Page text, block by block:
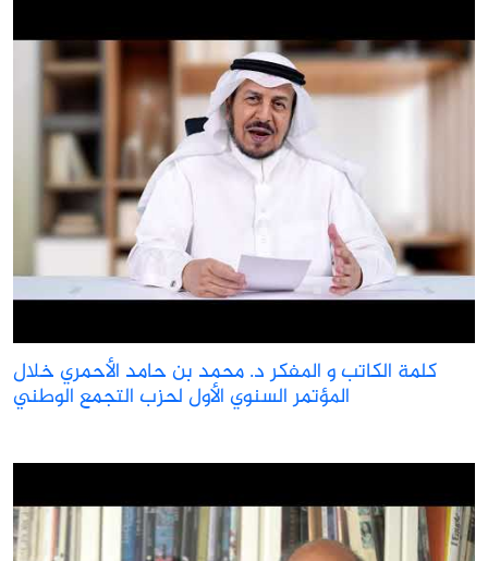
كلمة الكاتب و المفكر د. محمد بن حامد الأحمري خلال
المؤتمر السنوي الأول لحزب التجمع الوطني